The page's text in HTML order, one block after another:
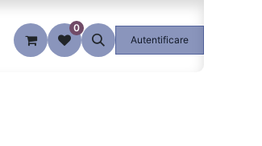
0
Autentificare